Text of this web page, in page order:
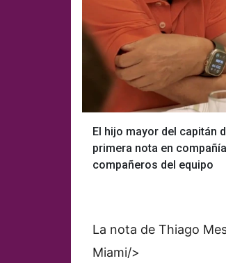
El hijo mayor del capitán
primera nota en
compañeros del equipo
La nota de Thiago
Miami/>